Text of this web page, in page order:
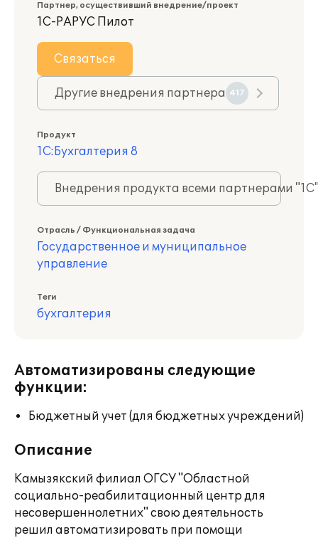
Партнер, осуществивший внедрение/проект
1С-РАРУС Пилот
Связаться
Другие внедрения партнера 417
Продукт
1С:Бухгалтерия 8
Внедрения продукта всеми партнерами
Отрасль / Функциональная задача
Государственное и муниципальное
управление
Теги
бухгалтерия
Автоматизированы следующие
функции:
Бюджетный учет (для бюджетных учреждений)
Описание
Камызякский филиал ОГСУ "Областной
социально-реабилитационный центр для
несовершеннолетних" свою деятельность
решил автоматизировать при помощи